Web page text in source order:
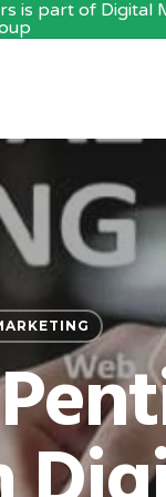
is part of Digital